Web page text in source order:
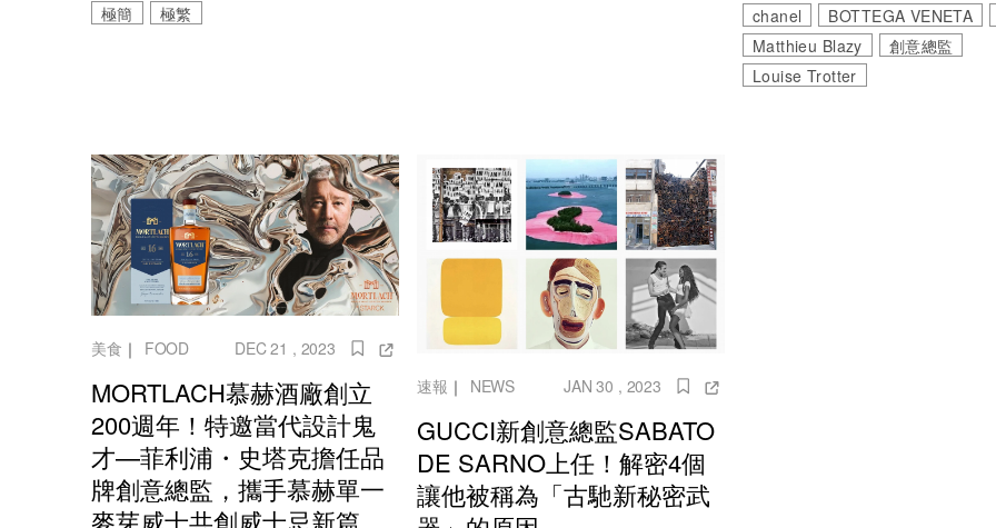
極簡
極繁 chanel BOTTEGA VENETA
Matthieu Blazy
創意總監
Louise Trotter
美食 ｜ FOOD DEC 21 , 2023
MORTLACH慕赫酒廠創立
200週年！特邀當代設計鬼
才—菲利浦・史塔克擔任品
牌創意總監，攜手慕赫單一
麥芽威士共創威士忌新篇
速報 ｜ NEWS JAN 30 , 2023
GUCCI新創意總監SABATO
DE SARNO上任！解密4個
讓他被稱為「古馳新秘密武